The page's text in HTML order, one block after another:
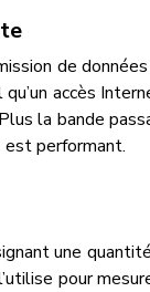
de données
accès
la bande
performant.
une
pour